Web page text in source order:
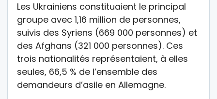
Les Ukrainiens constituaient le principal
groupe avec 1,16 million de personnes,
suivis des Syriens (669 000 personnes) et
des Afghans (321 000 personnes). Ces
trois nationalités représentaient, à elles
seules, 66,5 % de l’ensemble des
demandeurs d’asile en Allemagne.